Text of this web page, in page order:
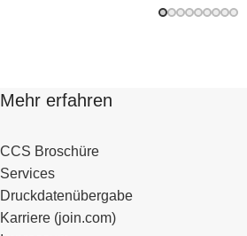
Mehr erfahren
CCS Broschüre
Services
Druckdatenübergabe
Karriere (join.com)